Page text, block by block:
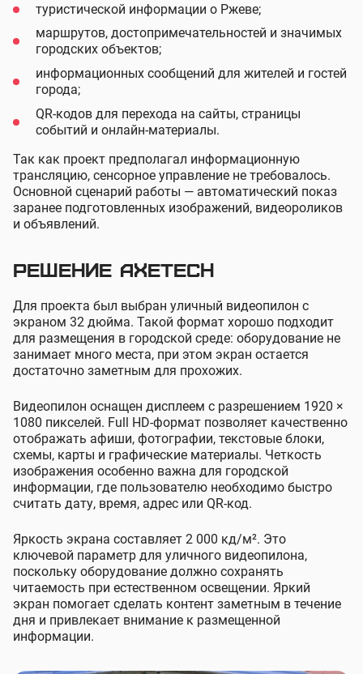
туристической информации о Ржеве;
маршрутов, достопримечательностей и значимых
городских объектов;
информационных сообщений для жителей и гостей
города;
QR-кодов для перехода на сайты, страницы
событий и онлайн-материалы.
Так как проект предполагал информационную
трансляцию, сенсорное управление не требовалось.
Основной сценарий работы — автоматический показ
заранее подготовленных изображений, видеороликов
и объявлений.
Решение AxeTech
Для проекта был выбран уличный видеопилон с
экраном 32 дюйма. Такой формат хорошо подходит
для размещения в городской среде: оборудование не
занимает много места, при этом экран остается
достаточно заметным для прохожих.
Видеопилон оснащен дисплеем с разрешением 1920 ×
1080 пикселей. Full HD-формат позволяет качественно
отображать афиши, фотографии, текстовые блоки,
схемы, карты и графические материалы. Четкость
изображения особенно важна для городской
информации, где пользователю необходимо быстро
считать дату, время, адрес или QR-код.
Яркость экрана составляет 2 000 кд/м². Это
ключевой параметр для уличного видеопилона,
поскольку оборудование должно сохранять
читаемость при естественном освещении. Яркий
экран помогает сделать контент заметным в течение
дня и привлекает внимание к размещенной
информации.